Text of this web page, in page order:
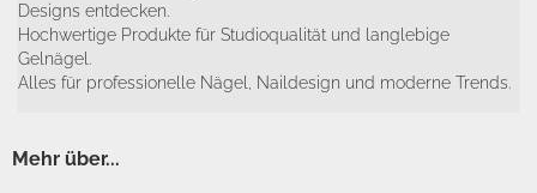
Designs entdecken.
Hochwertige Produkte für Studioqualität und langlebige
Gelnägel.
Alles für professionelle Nägel, Naildesign und moderne Trends.
Mehr über...